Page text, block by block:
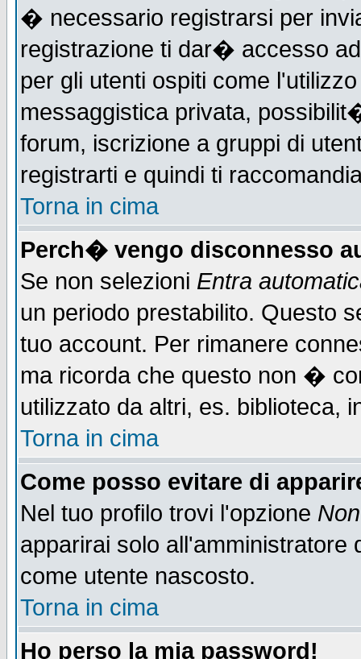
� necessario registrarsi per
registrazione ti dar� accesso
per gli utenti ospiti come
messaggistica privata,
forum, iscrizione a gruppi di
registrarti e quindi ti
Torna in cima
Perch� vengo disconnesso
Se non selezioni Entra
un periodo prestabilito. Questo
tuo account. Per rimanere
ma ricorda che questo non �
utilizzato da altri, es.
Torna in cima
Come posso evitare di
Nel tuo profilo trovi l'opzione
apparirai solo all'amministratore
come utente nascosto.
Torna in cima
Ho perso la mia password!